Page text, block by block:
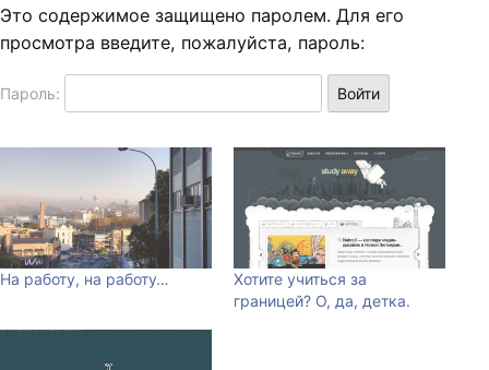
Это содержимое защищено паролем. Для его
просмотра введите, пожалуйста, пароль:
Пароль:
На работу, на работу…
Хотите учиться за
границей? О, да, детка.